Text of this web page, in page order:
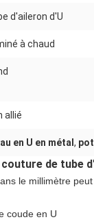
d'aileron d'U
à chaud
allié
en U en métal ,
de tube
le millimètre
coude en U